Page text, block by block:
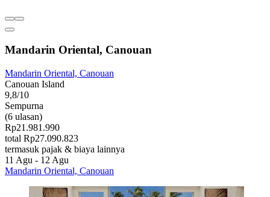
Mandarin Oriental, Canouan
Mandarin Oriental, Canouan
Canouan Island
9,8/10
Sempurna
(6 ulasan)
Rp21.981.990
total Rp27.090.823
termasuk pajak & biaya lainnya
11 Agu - 12 Agu
Mandarin Oriental, Canouan